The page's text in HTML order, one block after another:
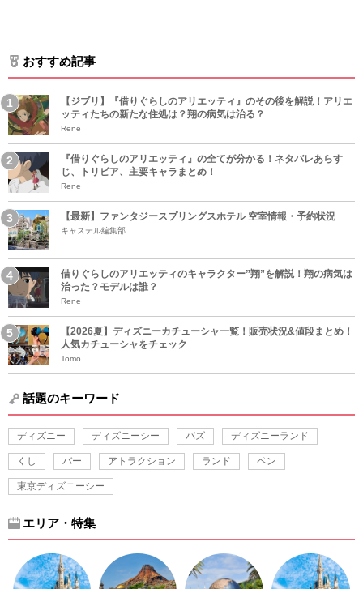
おすすめ記事
【ジブリ】『借りぐらしのアリエッティ』のその後を解説！アリエ
ッティたちの新たな住処は？翔の病気は治る？
Rene
『借りぐらしのアリエッティ』の全てが分かる！ネタバレあらす
じ、トリビア、主要キャラまとめ！
Rene
【最新】ファンタジースプリングスホテル 空室情報・予約状況
キャステル編集部
借りぐらしのアリエッティのキャラクター”翔”を解説！翔の病気は
治った？モデルは誰？
Rene
【2026夏】ディズニーカチューシャ一覧！販売状況&値段まとめ！
人気カチューシャをチェック
Tomo
話題のキーワード
ディズニー ディズニーシー バズ ディズニーランド
くし バー アトラクション ランド ペン
東京ディズニーシー
エリア・特集